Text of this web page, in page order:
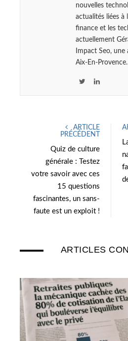
nouvelles
actualités liées à
finance et les
actuellement
Impact Seo, une
Aix-En-Provence.
t
r
L
e
n
ARTICLE
PRÉCÉDENT
Quiz de culture
générale : Testez
votre savoir avec ces
15 questions
fascinantes, un sans-
faute est un exploit !
ARTICLES